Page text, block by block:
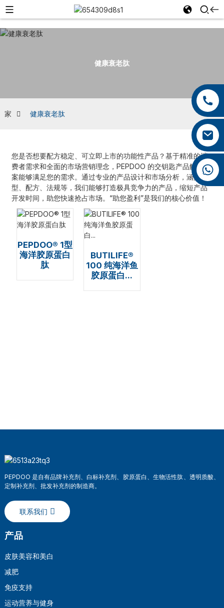
+86 13959222339
+86 18965423693
健康衰老肽
家 健康衰老肽
您是否想要配方稳定、可立即上市的功能性产品？基于精准的消
费者需求和全面的市场营销理念，PEPDOO 的交钥匙产品解决方
案能够满足您的需求。通过专业的产品设计和市场分析，涵盖剂
型、配方、法规等，我们能够打造极具竞争力的产品，缩短产品
开发时间，助您快速抢占市场。“助您盈利”是我们的核心价值！
PEPDOO® 1型
海洋胶原蛋白
肽
BUTILIFE®
100 纯海洋鱼
胶原蛋白...
PEPDOO 是自有品牌补充剂、白标补充剂、胶原蛋白、生物活性肽、透明质酸、
定制补充剂、批发补充剂的制造商。
联系我们
产品
皮肤美容和美白
减肥
免疫支持
运动营养与健身